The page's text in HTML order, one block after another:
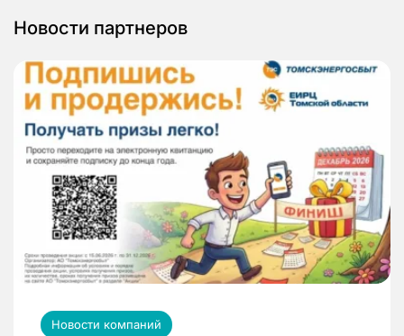
Новости партнеров
Новости компаний